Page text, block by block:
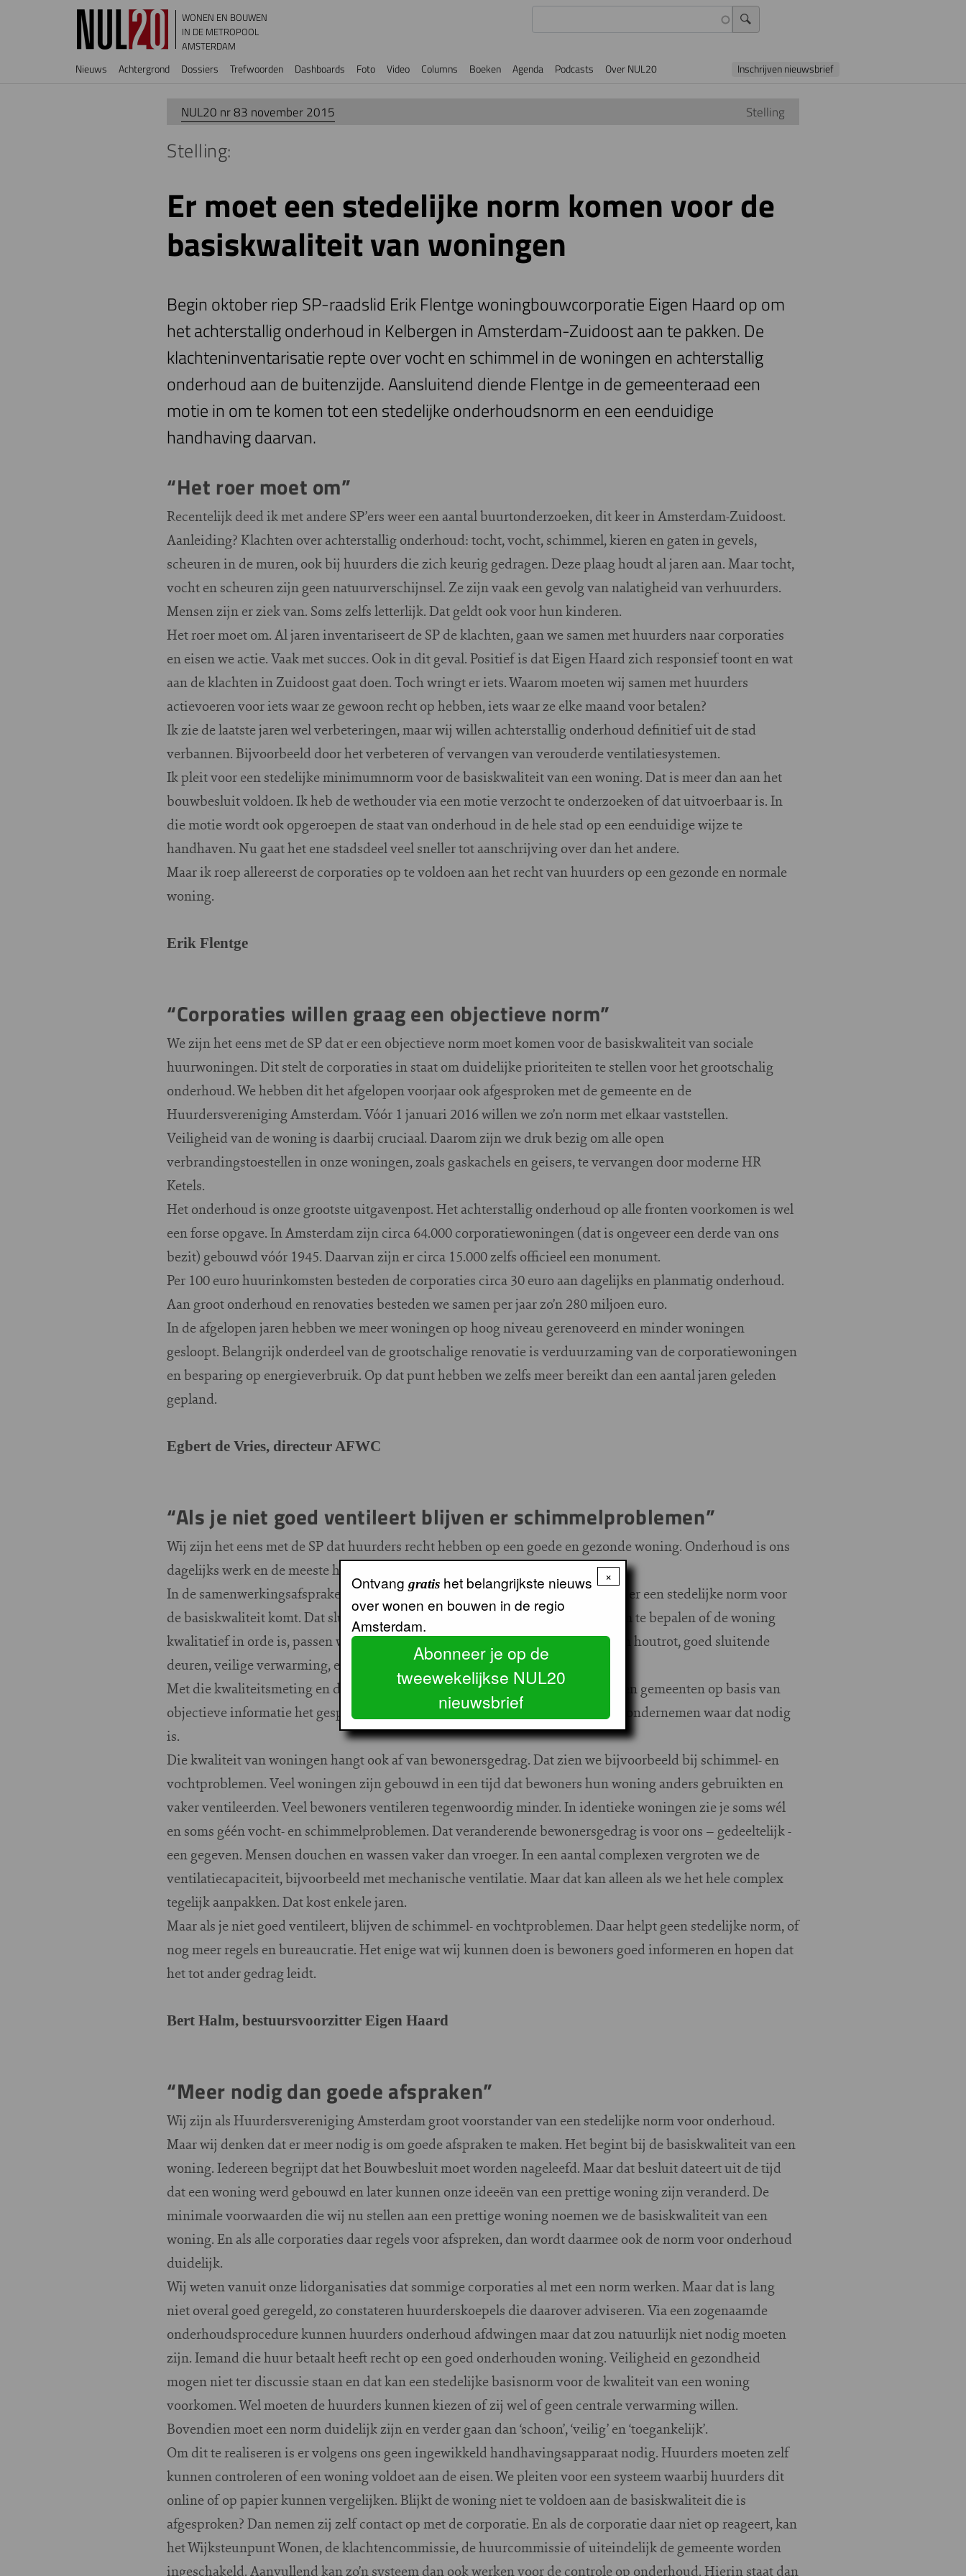
Overslaan en naar de inhoud gaan
WONEN EN BOUWEN
IN DE METROPOOL
AMSTERDAM
Hoofdnavigatie
Nieuws Achtergrond Dossiers Trefwoorden Dashboards Foto Video Columns Boeken Agenda Podcasts Over NUL20 Inschrijven nieuwsbrief
NUL20 nr 83 november 2015 Stelling
Stelling:
Er moet een stedelijke norm komen voor de
basiskwaliteit van woningen
Begin oktober riep SP-raadslid Erik Flentge woningbouwcorporatie Eigen Haard op om
het achterstallig onderhoud in Kelbergen in Amsterdam-Zuidoost aan te pakken. De
klachteninventarisatie repte over vocht en schimmel in de woningen en achterstallig
onderhoud aan de buitenzijde. Aansluitend diende Flentge in de gemeenteraad een
motie in om te komen tot een stedelijke onderhoudsnorm en een eenduidige
handhaving daarvan.
“Het roer moet om”
Recentelijk deed ik met andere SP’ers weer een aantal buurtonderzoeken, dit keer in Amsterdam-Zuidoost.
Aanleiding? Klachten over achterstallig onderhoud: tocht, vocht, schimmel, kieren en gaten in gevels,
scheuren in de muren, ook bij huurders die zich keurig gedragen. Deze plaag houdt al jaren aan. Maar tocht,
vocht en scheuren zijn geen natuurverschijnsel. Ze zijn vaak een gevolg van nalatigheid van verhuurders.
Mensen zijn er ziek van. Soms zelfs letterlijk. Dat geldt ook voor hun kinderen.
Het roer moet om. Al jaren inventariseert de SP de klachten, gaan we samen met huurders naar corporaties
en eisen we actie. Vaak met succes. Ook in dit geval. Positief is dat Eigen Haard zich responsief toont en wat
aan de klachten in Zuidoost gaat doen. Toch wringt er iets. Waarom moeten wij samen met huurders
actievoeren voor iets waar ze gewoon recht op hebben, iets waar ze elke maand voor betalen?
Ik zie de laatste jaren wel verbeteringen, maar wij willen achterstallig onderhoud definitief uit de stad
verbannen. Bijvoorbeeld door het verbeteren of vervangen van verouderde ventilatiesystemen.
Ik pleit voor een stedelijke minimumnorm voor de basiskwaliteit van een woning. Dat is meer dan aan het
bouwbesluit voldoen. Ik heb de wethouder via een motie verzocht te onderzoeken of dat uitvoerbaar is. In
die motie wordt ook opgeroepen de staat van onderhoud in de hele stad op een eenduidige wijze te
handhaven. Nu gaat het ene stadsdeel veel sneller tot aanschrijving over dan het andere.
Maar ik roep allereerst de corporaties op te voldoen aan het recht van huurders op een gezonde en normale
woning.
Erik Flentge
“Corporaties willen graag een objectieve norm”
We zijn het eens met de SP dat er een objectieve norm moet komen voor de basiskwaliteit van sociale
huurwoningen. Dit stelt de corporaties in staat om duidelijke prioriteiten te stellen voor het grootschalig
onderhoud. We hebben dit het afgelopen voorjaar ook afgesproken met de gemeente en de
Huurdersvereniging Amsterdam. Vóór 1 januari 2016 willen we zo’n norm met elkaar vaststellen.
Veiligheid van de woning is daarbij cruciaal. Daarom zijn we druk bezig om alle open
verbrandingstoestellen in onze woningen, zoals gaskachels en geisers, te vervangen door moderne HR
Ketels.
Het onderhoud is onze grootste uitgavenpost. Het achterstallig onderhoud op alle fronten voorkomen is wel
een forse opgave. In Amsterdam zijn circa 64.000 corporatiewoningen (dat is ongeveer een derde van ons
bezit) gebouwd vóór 1945. Daarvan zijn er circa 15.000 zelfs officieel een monument.
Per 100 euro huurinkomsten besteden de corporaties circa 30 euro aan dagelijks en planmatig onderhoud.
Aan groot onderhoud en renovaties besteden we samen per jaar zo’n 280 miljoen euro.
In de afgelopen jaren hebben we meer woningen op hoog niveau gerenoveerd en minder woningen
gesloopt. Belangrijk onderdeel van de grootschalige renovatie is verduurzaming van de corporatiewoningen
en besparing op energieverbruik. Op dat punt hebben we zelfs meer bereikt dan een aantal jaren geleden
gepland.
Egbert de Vries, directeur AFWC
“Als je niet goed ventileert blijven er schimmelproblemen”
Wij zijn het eens met de SP dat huurders recht hebben op een goede en gezonde woning. Onderhoud is ons
dagelijks werk en de meeste huurders zijn tevreden. Daar zijn wij trots op.
In de samenwerkingsafspraken met gemeente en Huurdersvereniging staat dat er een stedelijke norm voor
de basiskwaliteit komt. Dat sluit aan bij de vraag van de SP en onze praktijk. Om te bepalen of de woning
kwalitatief in orde is, passen wij sinds jaar en dag normen toe. Geen lekkages en houtrot, goed sluitende
deuren, veilige verwarming, etc.
Met die kwaliteitsmeting en de stedelijke basisnorm kunnen we met huurders en gemeenten op basis van
objectieve informatie het gesprek voeren over de geleverde kwaliteit. En acties ondernemen waar dat nodig
is.
Die kwaliteit van woningen hangt ook af van bewonersgedrag. Dat zien we bijvoorbeeld bij schimmel- en
vochtproblemen. Veel woningen zijn gebouwd in een tijd dat bewoners hun woning anders gebruikten en
vaker ventileerden. Veel bewoners ventileren tegenwoordig minder. In identieke woningen zie je soms wél
en soms géén vocht- en schimmelproblemen. Dat veranderende bewonersgedrag is voor ons – gedeeltelijk -
een gegeven. Mensen douchen en wassen vaker dan vroeger. In een aantal complexen vergroten we de
ventilatiecapaciteit, bijvoorbeeld met mechanische ventilatie. Maar dat kan alleen als we het hele complex
tegelijk aanpakken. Dat kost enkele jaren.
Maar als je niet goed ventileert, blijven de schimmel- en vochtproblemen. Daar helpt geen stedelijke norm, of
nog meer regels en bureaucratie. Het enige wat wij kunnen doen is bewoners goed informeren en hopen dat
het tot ander gedrag leidt.
Bert Halm, bestuursvoorzitter Eigen Haard
“Meer nodig dan goede afspraken”
Wij zijn als Huurdersvereniging Amsterdam groot voorstander van een stedelijke norm voor onderhoud.
Maar wij denken dat er meer nodig is om goede afspraken te maken. Het begint bij de basiskwaliteit van een
woning. Iedereen begrijpt dat het Bouwbesluit moet worden nageleefd. Maar dat besluit dateert uit de tijd
dat een woning werd gebouwd en later kunnen onze ideeën van een prettige woning zijn veranderd. De
minimale voorwaarden die wij nu stellen aan een prettige woning noemen we de basiskwaliteit van een
woning. En als alle corporaties daar regels voor afspreken, dan wordt daarmee ook de norm voor onderhoud
duidelijk.
Wij weten vanuit onze lidorganisaties dat sommige corporaties al met een norm werken. Maar dat is lang
niet overal goed geregeld, zo constateren huurderskoepels die daarover adviseren. Via een zogenaamde
onderhoudsprocedure kunnen huurders onderhoud afdwingen maar dat zou natuurlijk niet nodig moeten
zijn. Iemand die huur betaalt heeft recht op een goed onderhouden woning. Veiligheid en gezondheid
mogen niet ter discussie staan en dat kan een stedelijke basisnorm voor de kwaliteit van een woning
voorkomen. Wel moeten de huurders kunnen kiezen of zij wel of geen centrale verwarming willen.
Bovendien moet een norm duidelijk zijn en verder gaan dan ‘schoon’, ‘veilig’ en ‘toegankelijk’.
Om dit te realiseren is er volgens ons geen ingewikkeld handhavingsapparaat nodig. Huurders moeten zelf
kunnen controleren of een woning voldoet aan de eisen. We pleiten voor een systeem waarbij huurders dit
online of op papier kunnen vergelijken. Blijkt de woning niet te voldoen aan de basiskwaliteit die is
afgesproken? Dan nemen zij zelf contact op met de corporatie. En als de corporatie daar niet op reageert, kan
het Wijksteunpunt Wonen, de klachtencommissie, de huurcommissie of uiteindelijk de gemeente worden
ingeschakeld. Aanvullend kan zo’n systeem dan ook werken voor de controle op onderhoud. Hierin staat dan
×
Ontvang gratis het belangrijkste nieuws
over wonen en bouwen in de regio
Amsterdam.
Abonneer je op de
tweewekelijkse NUL20
nieuwsbrief